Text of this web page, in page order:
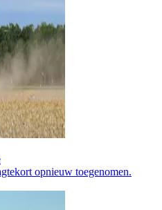
opnieuw toegenomen.